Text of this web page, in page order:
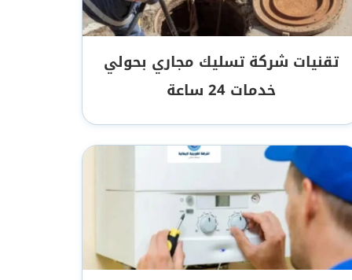
تقنيات شركة تسليك مجاري بحولي
خدمات 24 ساعة